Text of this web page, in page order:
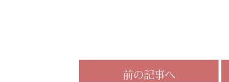
前の記事へ